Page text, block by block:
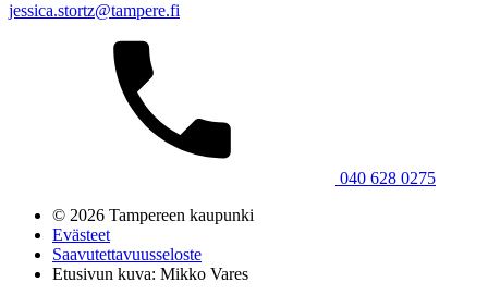
jessica.stortz@tampere.fi
040 628 0275
© 2026 Tampereen kaupunki
Evästeet
Saavutettavuusseloste
Etusivun kuva: Mikko Vares